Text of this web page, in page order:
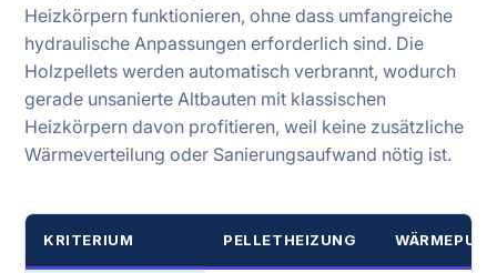
Heizkörpern funktionieren, ohne dass umfangreiche
hydraulische Anpassungen erforderlich sind. Die
Holzpellets werden automatisch verbrannt, wodurch
gerade unsanierte Altbauten mit klassischen
Heizkörpern davon profitieren, weil keine zusätzliche
Wärmeverteilung oder Sanierungsaufwand nötig ist.
KRITERIUM PELLETHEIZUNG